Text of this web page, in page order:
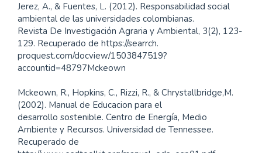
Jerez, A., & Fuentes, L. (2012). Responsabilidad social
ambiental de las universidades colombianas.
Revista De Investigación Agraria y Ambiental, 3(2), 123-
129. Recuperado de https://searrch.
proquest.com/docview/1503847519?
accountid=48797Mckeown
Mckeown, R., Hopkins, C., Rizzi, R., & Chrystallbridge,M.
(2002). Manual de Educacion para el
desarrollo sostenible. Centro de Energía, Medio
Ambiente y Recursos. Universidad de Tennessee.
Recuperado de